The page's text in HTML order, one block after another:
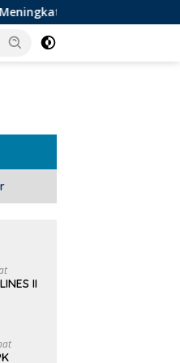
Publik dan Kebersihan
II